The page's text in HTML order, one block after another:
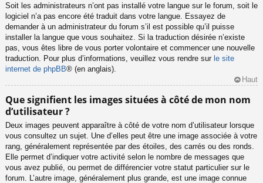
Soit les administrateurs n’ont pas installé votre langue sur le forum, soit le
logiciel n’a pas encore été traduit dans votre langue. Essayez de
demander à un administrateur du forum s’il est possible qu’il puisse
installer la langue que vous souhaitez. Si la traduction désirée n’existe
pas, vous êtes libre de vous porter volontaire et commencer une nouvelle
traduction. Pour plus d’informations, veuillez vous rendre sur le site
internet de phpBB® (en anglais).
Haut
Que signifient les images situées à côté de mon nom
d’utilisateur ?
Deux images peuvent apparaître à côté de votre nom d’utilisateur lorsque
vous consultez un sujet. Une d’elles peut être une image associée à votre
rang, généralement représentée par des étoiles, des carrés ou des ronds.
Elle permet d’indiquer votre activité selon le nombre de messages que
vous avez publié, ou permet de différencier votre statut particulier sur le
forum. L’autre image, généralement plus grande, est une image connue